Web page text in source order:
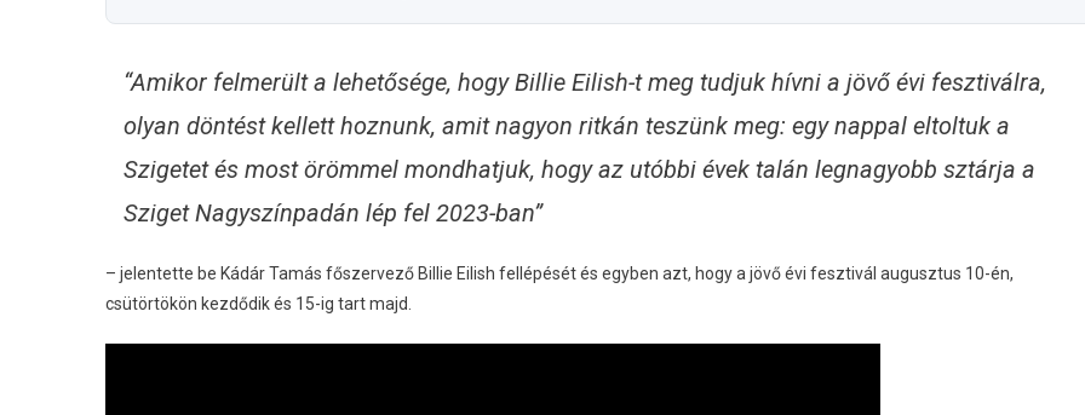
“Amikor felmerült a lehetősége, hogy Billie Eilish-t meg tudjuk hívni a jövő évi fesztiválra,
olyan döntést kellett hoznunk, amit nagyon ritkán teszünk meg: egy nappal eltoltuk a
Szigetet és most örömmel mondhatjuk, hogy az utóbbi évek talán legnagyobb sztárja a
Sziget Nagyszínpadán lép fel 2023-ban”
– jelentette be Kádár Tamás főszervező Billie Eilish fellépését és egyben azt, hogy a jövő évi fesztivál augusztus 10-én,
csütörtökön kezdődik és 15-ig tart majd.